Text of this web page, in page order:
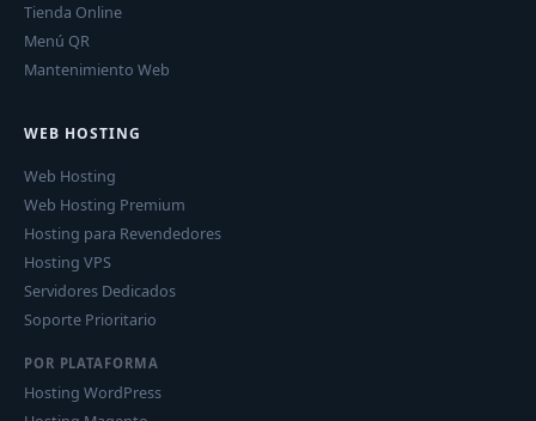
Tienda Online
Menú QR
Mantenimiento Web
WEB HOSTING
Web Hosting
Web Hosting Premium
Hosting para Revendedores
Hosting VPS
Servidores Dedicados
Soporte Prioritario
POR PLATAFORMA
Hosting WordPress